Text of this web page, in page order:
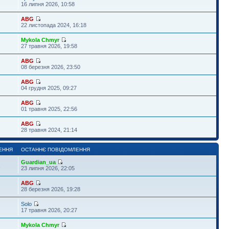
16 липня 2026, 10:58
ABG
22 листопада 2024, 16:18
Mykola Chmyr
27 травня 2026, 19:58
ABG
08 березня 2026, 23:50
ABG
04 грудня 2025, 09:27
ABG
01 травня 2025, 22:56
ABG
28 травня 2024, 21:14
ОСТАННЄ ПОВІДОМЛЕННЯ
Guardian_ua
23 липня 2026, 22:05
ABG
28 березня 2026, 19:28
Solo
17 травня 2026, 20:27
Mykola Chmyr